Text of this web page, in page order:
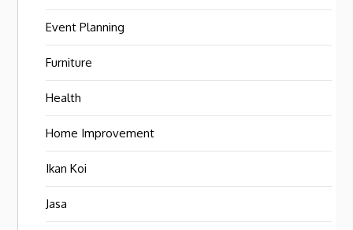
Event Planning
Furniture
Health
Home Improvement
Ikan Koi
Jasa